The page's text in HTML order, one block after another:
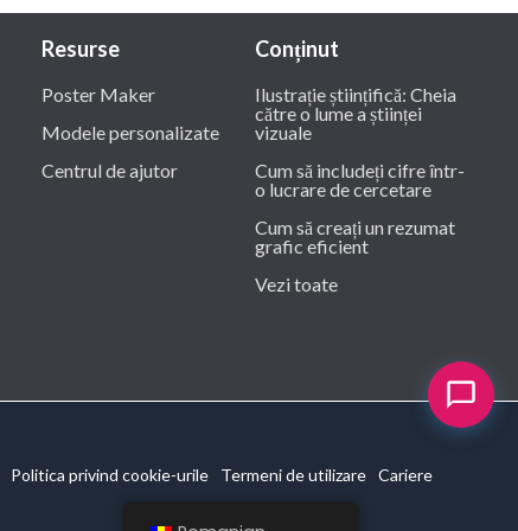
Resurse
Poster Maker
Modele personalizate
Centrul de ajutor
Conținut
Ilustrație științifică: Cheia
către o lume a științei
vizuale
Cum să includeți cifre într-
o lucrare de cercetare
Cum să creați un rezumat
grafic eficient
Vezi toate
Politica privind cookie-urile Termeni de utilizare Cariere